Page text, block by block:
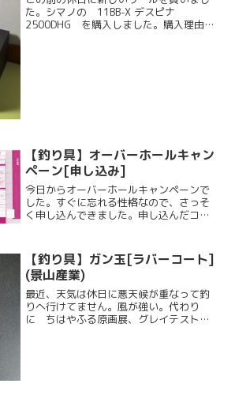
た。シマノの 11BB-X デスピナ
2500DHG を購入しました。購入理由こ
【釣り具】オーバーホールキャン
ペーン[申し込み]
今日からオーバーホールキャンペーンで
した。すぐに忘れる性格なので、さっそ
く申し込んできました。申し込んだコー
いた道糸道糸はリールから外して預けま
した。調べたら、「別に...
【釣り具】ガン玉[ラバーコート]
(景山産業)
最近、天気は休日に悪天候が重なって釣
りへ行けてません。風が強い。代わり
に ちはやふる原画展、グレイテスト・